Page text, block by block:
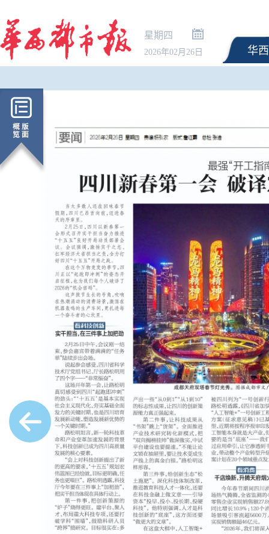
星期四
2026年02月26日 华
鼓励居民装修既有住房
积金用途破题而不离题 |